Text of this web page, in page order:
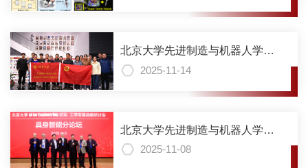
北京大学先进制造与机器人学院
控制科学与系统工程系党支部与
2025-11-14
北京大学先进制造与机器人学院
承办北京论坛“具身智能”分论坛
2025-11-08